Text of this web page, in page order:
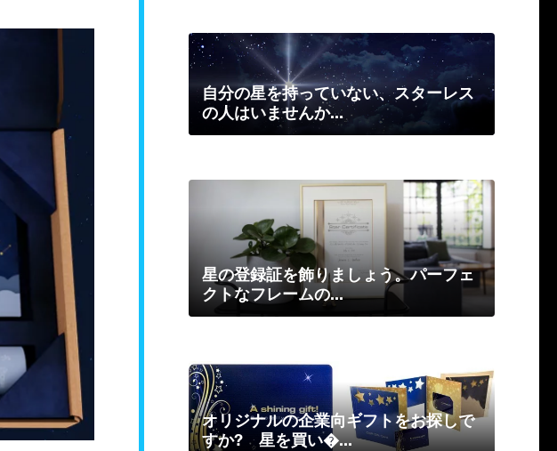
自分の星を持っていない、スターレス
の人はいませんか...
星の登録証を飾りましょう。パーフェ
クトなフレームの...
オリジナルの企業向ギフトをお探しで
すか? 星を買い�...